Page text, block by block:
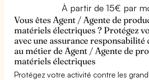
À partir de 15€ par
Vous êtes Agent / Agente de
matériels électriques ? Protégez
avec une assurance responsabilité
au métier de Agent / Agente de
matériels électriques
Protégez votre activité contre les